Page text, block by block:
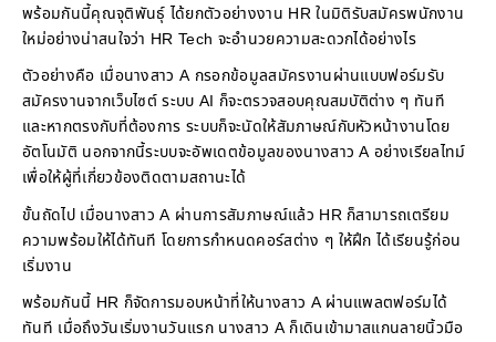
พร้อมกันนี้คุณจุติพันธุ์ ได้ยกตัวอย่างงาน HR ในมิติรับสมัครพนักงาน
ใหม่อย่างน่าสนใจว่า HR Tech จะอำนวยความสะดวกได้อย่างไร
ตัวอย่างคือ เมื่อนางสาว A กรอกข้อมูลสมัครงานผ่านแบบฟอร์มรับ
สมัครงานจากเว็บไซต์ ระบบ AI ก็จะตรวจสอบคุณสมบัติต่าง ๆ ทันที
และหากตรงกับที่ต้องการ ระบบก็จะนัดให้สัมภาษณ์กับหัวหน้างานโดย
อัตโนมัติ นอกจากนี้ระบบจะอัพเดตข้อมูลของนางสาว A อย่างเรียลไทม์
เพื่อให้ผู้ที่เกี่ยวข้องติดตามสถานะได้
ขั้นถัดไป เมื่อนางสาว A ผ่านการสัมภาษณ์แล้ว HR ก็สามารถเตรียม
ความพร้อมให้ได้ทันที โดยการกำหนดคอร์สต่าง ๆ ให้ฝึก ได้เรียนรู้ก่อน
เริ่มงาน
พร้อมกันนี้ HR ก็จัดการมอบหน้าที่ให้นางสาว A ผ่านแพลตฟอร์มได้
ทันที เมื่อถึงวันเริ่มงานวันแรก นางสาว A ก็เดินเข้ามาสแกนลายนิ้วมือ